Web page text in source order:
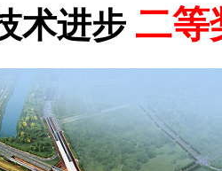
术进步 二等